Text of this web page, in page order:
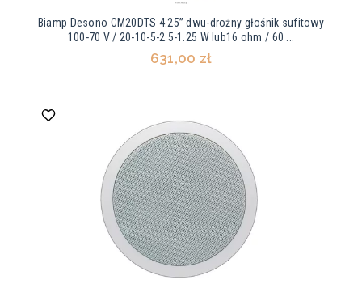
Biamp Desono CM20DTS 4.25” dwu-drożny głośnik sufitowy
100-70 V / 20-10-5-2.5-1.25 W lub16 ohm / 60 ...
631,00 zł